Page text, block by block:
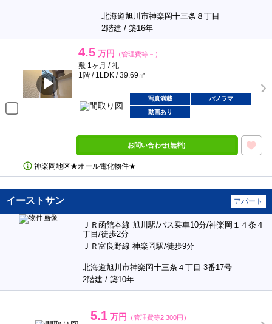
北海道旭川市神楽岡十三条８丁目
2階建 / 築16年
4.5 万円 （管理費等－）
敷 1ヶ月 / 礼 －
1階 / 1LDK / 39.69㎡
写真満載
パノラマ
動画あり
お問い合わせ(無料)
神楽岡地区★オール電化物件★
イーストサン アパート
ＪＲ函館本線 旭川駅/バス乗車10分/神楽岡１４条４
丁目/徒歩2分
ＪＲ富良野線 神楽岡駅/徒歩9分
北海道旭川市神楽岡十三条４丁目 3番17号
2階建 / 築10年
5.1 万円 （管理費等2,300円）